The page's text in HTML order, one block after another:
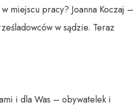
miejscu pracy? Joanna Koczaj –
w sądzie. Teraz
i dla Was – obywatelek i